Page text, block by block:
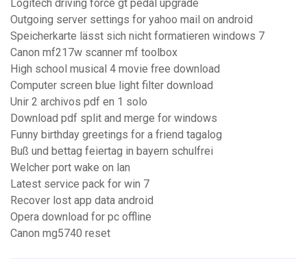
Logitech driving force gt pedal upgrade
Outgoing server settings for yahoo mail on android
Speicherkarte lässt sich nicht formatieren windows 7
Canon mf217w scanner mf toolbox
High school musical 4 movie free download
Computer screen blue light filter download
Unir 2 archivos pdf en 1 solo
Download pdf split and merge for windows
Funny birthday greetings for a friend tagalog
Buß und bettag feiertag in bayern schulfrei
Welcher port wake on lan
Latest service pack for win 7
Recover lost app data android
Opera download for pc offline
Canon mg5740 reset